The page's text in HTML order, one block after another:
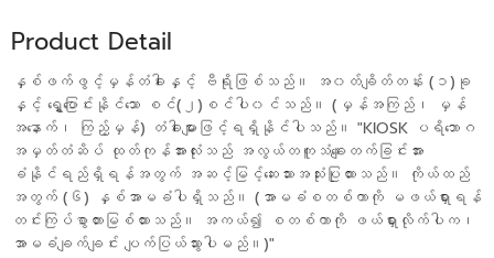
Product Detail
နှစ်ဖက်ဖွင့်မှန်တံခါးနှင့် ဗီရိုဖြစ်သည်။ အ၀တ်ချိတ်တန်း (၁)ခု
နှင့် ရွှေ့ပြောင်းနိုင်သော စင်(၂)စင်ပါ၀င်သည်။ (မှန်အကြည်၊ မှန်
အနောက်၊ ကြည့်မှန်) တံခါးများ​ဖြင့်ရရှိနိုင်ပါသည်။ "KIOSK ပရိဘောဂ
အမှတ်တံဆိပ် ထုတ်ကုန်အားလုံးသည် အလွယ်တကူသံချေးတက်ခြင်းအား
ခံနိုင်ရည်ရှိရန်အတွက် အဆင့်မြင့်ဆေးသားအသုံးပြုထားသည်။ ကိုယ်ထည်
အတွက် (၆) နှစ်အာမခံပါရှိသည်။ (အာမခံစတစ်ကာကို မဖယ်ရှားရန်
တင်းကြပ်စွာတားမြစ်ထားသည်။ အကယ်၍ စတစ်ကာကို ဖယ်ရှားလိုက်ပါက၊
အာမခံချက်ချင်း ပျက်ပြယ်သွားပါမည်။)"